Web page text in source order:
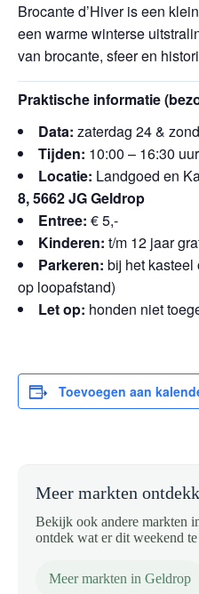
Brocante d’Hiver is een
een warme winterse
van brocante, sfeer en
Praktische informatie
Data: zaterdag 24 &
Tijden: 10:00 – 16:30 uur
Locatie: Landgoed en
8, 5662 JG Geldrop
Entree: € 5,-
Kinderen: t/m 12 jaar
Parkeren: bij het kasteel
op loopafstand)
Let op: honden niet
Toevoegen aan
Meer markten
Bekijk ook andere markten
ontdek wat er dit weekend
Meer markten in Geldrop